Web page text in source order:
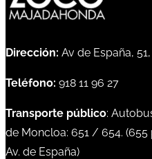
Dirección: Av de España,
Teléfono: 918 11 96 27
Transporte público:
de Moncloa: 651 / 654. (655
Av. de España)